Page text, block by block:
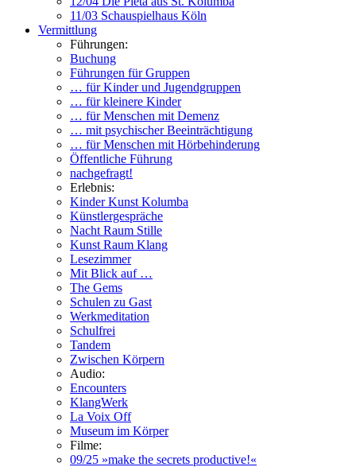
11/03 Schauspielhaus Köln
Vermittlung
Führungen:
Buchung
Führungen für Gruppen
… für Kinder und Jugendgruppen
… für kleinere Kinder
… für Menschen mit Demenz
… mit psychischer Beeinträchtigung
… für Menschen mit Hörbehinderung
Öffentliche Führung
nachgefragt!
Erlebnis:
Kinder Kunst Kolumba
Künstlergespräche
Nacht Raum Stille
Kunst Raum Klang
Lesezimmer
Mit Blick auf …
The Gems
Schulen zu Gast
Werkmeditation
Schulfrei
Tandem
Zwischen Körpern
Audio:
Encounters
KlangWerk
La Voix Off
Museum im Körper
Filme:
09/25 »make the secrets productive!«